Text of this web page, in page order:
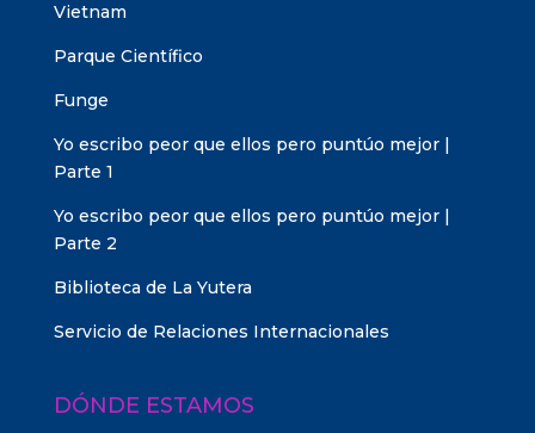
Vietnam
Parque Científico
Funge
Yo escribo peor que ellos pero puntúo mejor |
Parte 1
Yo escribo peor que ellos pero puntúo mejor |
Parte 2
Biblioteca de La Yutera
Servicio de Relaciones Internacionales
DÓNDE ESTAMOS